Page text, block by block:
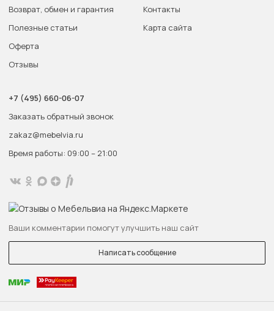
Возврат, обмен и гарантия
Полезные статьи
Оферта
Отзывы
Контакты
Карта сайта
+7 (495) 660-06-07
Заказать обратный звонок
zakaz@mebelvia.ru
Время работы: 09:00 – 21:00
Ваши комментарии помогут улучшить наш сайт
Написать сообщение